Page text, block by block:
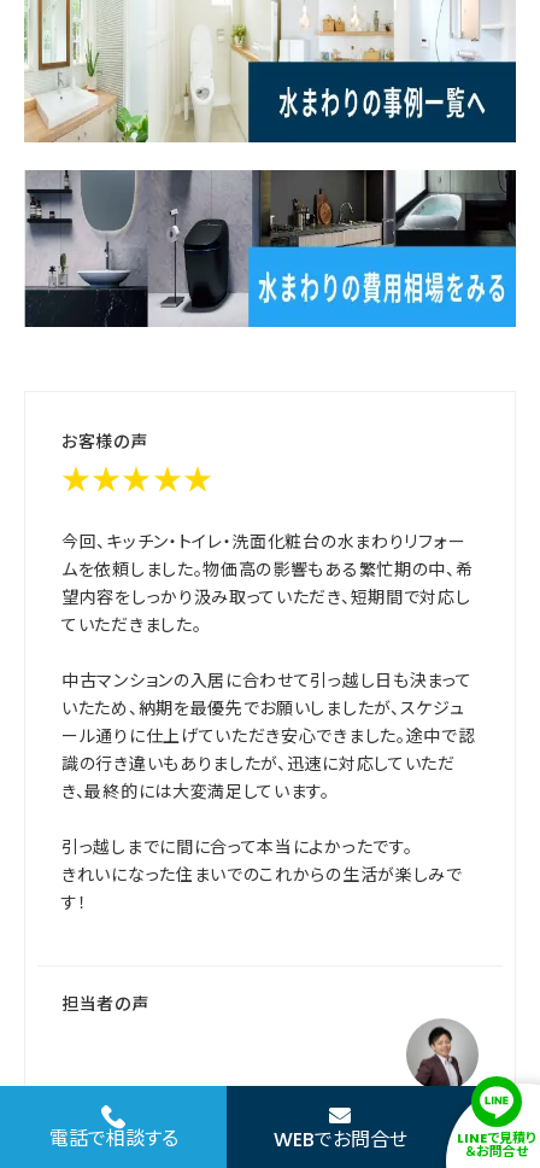
お客様の声
★★★★★
今回、キッチン・トイレ・洗面化粧台の水まわりリフォー
ムを依頼しました。物価高の影響もある繁忙期の中、希
望内容をしっかり汲み取っていただき、短期間で対応し
ていただきました。
中古マンションの入居に合わせて引っ越し日も決まって
いたため、納期を最優先でお願いしましたが、スケジュ
ール通りに仕上げていただき安心できました。途中で認
識の行き違いもありましたが、迅速に対応していただ
き、最終的には大変満足しています。
引っ越しまでに間に合って本当によかったです。
きれいになった住まいでのこれからの生活が楽しみで
す！
担当者の声
この度は弊社をご利用いただきありがとうございまし
電話で相談する WEBでお問合せ LINEで見積り
＆お問合せ